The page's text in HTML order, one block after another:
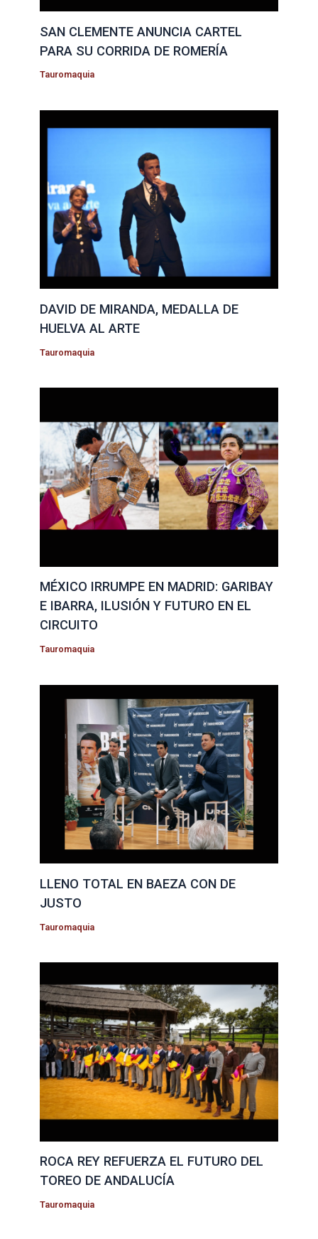
SAN CLEMENTE ANUNCIA CARTEL
PARA SU CORRIDA DE ROMERÍA
Tauromaquia
DAVID DE MIRANDA, MEDALLA DE
HUELVA AL ARTE
Tauromaquia
MÉXICO IRRUMPE EN MADRID: GARIBAY
E IBARRA, ILUSIÓN Y FUTURO EN EL
CIRCUITO
Tauromaquia
LLENO TOTAL EN BAEZA CON DE
JUSTO
Tauromaquia
ROCA REY REFUERZA EL FUTURO DEL
TOREO DE ANDALUCÍA
Tauromaquia